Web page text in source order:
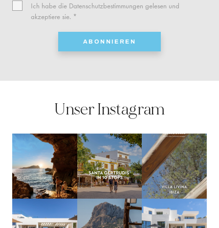
Ich habe die Datenschutzbestimmungen gelesen und
akzeptiere sie. *
ABONNIEREN
Unser Instagram